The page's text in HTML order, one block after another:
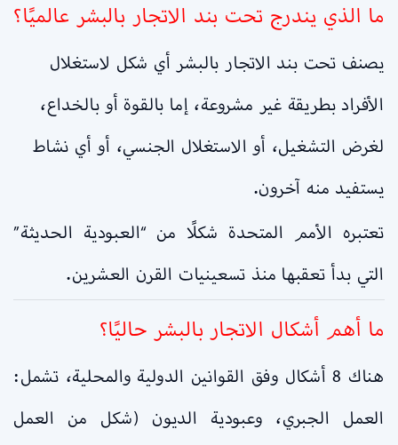
ما الذي يندرج تحت بند الاتجار بالبشر عالميًا؟
يصنف تحت بند الاتجار بالبشر أي شكل لاستغلال
الأفراد بطريقة غير مشروعة، إما بالقوة أو بالخداع،
لغرض التشغيل، أو الاستغلال الجنسي، أو أي نشاط
يستفيد منه آخرون.
تعتبره الأمم المتحدة شكلًا من “العبودية الحديثة”
التي بدأ تعقبها منذ تسعينيات القرن العشرين.
ما أهم أشكال الاتجار بالبشر حاليًا؟
هناك 8 أشكال وفق القوانين الدولية والمحلية، تشمل:
العمل الجبري، وعبودية الديون (شكل من العمل